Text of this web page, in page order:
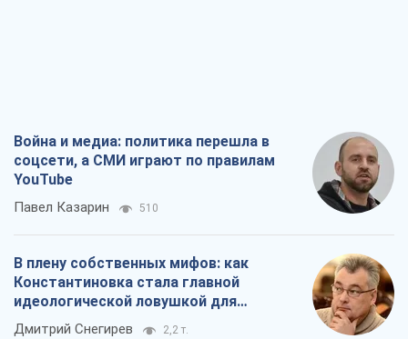
Война и медиа: политика перешла в
соцсети, а СМИ играют по правилам
YouTube
Павел Казарин 510
В плену собственных мифов: как
Константиновка стала главной
идеологической ловушкой для
российских оккупантов
Дмитрий Снегирев 2,2 т.